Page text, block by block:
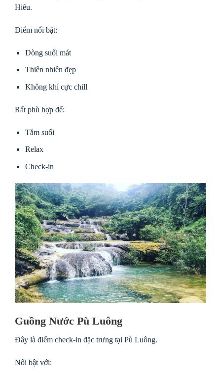
Hiêu.
Điểm nổi bật:
Dòng suối mát
Thiên nhiên đẹp
Không khí cực chill
Rất phù hợp để:
Tắm suối
Relax
Check-in
Guồng Nước Pù Luông
Đây là điểm check-in đặc trưng tại Pù Luông.
Nổi bật với: